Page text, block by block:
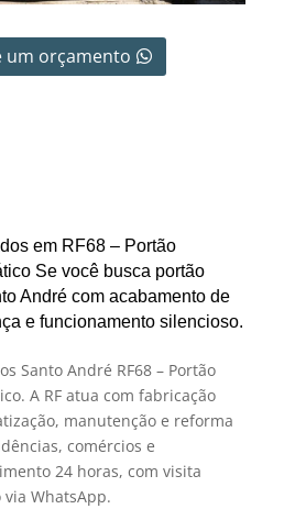
um orçamento
em RF68 – Portão
Se você busca portão
André com acabamento de
e funcionamento silencioso.
Santo André RF68 – Portão
A RF atua com fabricação
manutenção e reforma
comércios e
24 horas, com visita
WhatsApp.